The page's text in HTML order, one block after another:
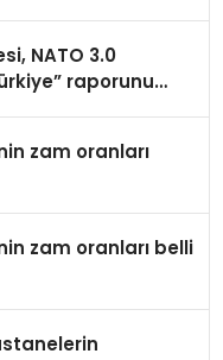
NATO 3.0
raporunu
zam oranları
zam oranları belli